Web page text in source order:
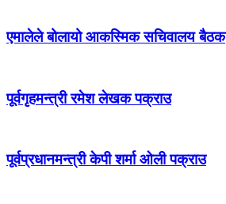
एमालेले बोलायो आकस्मिक सचिवालय बैठक
पूर्वगृहमन्त्री रमेश लेखक पक्राउ
पूर्वप्रधानमन्त्री केपी शर्मा ओली पक्राउ